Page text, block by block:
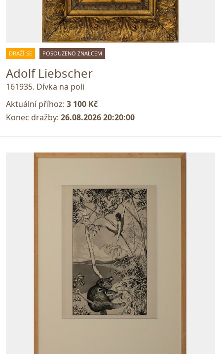
DRAŽÍ SE POSOUZENO ZNALCEM
Adolf Liebscher
161935. Dívka na poli
Aktuální příhoz: 3 100 Kč
Konec dražby: 26.08.2026 20:20:00